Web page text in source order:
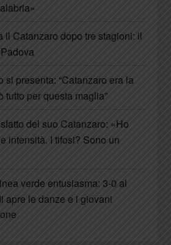
il Catanzaro dopo tre stagioni: il
si presenta: “Catanzaro era la
tutto per questa maglia”
del suo Catanzaro: «Ho
intensità. I tifosi? Sono un
verde entusiasma: 3-0 al
apre le danze e i giovani